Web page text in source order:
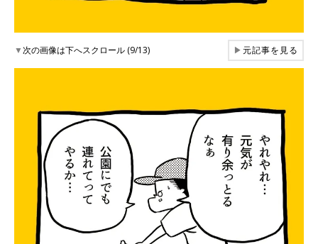
▼次の画像は下へスクロール (9/13) ▶元記事を見る